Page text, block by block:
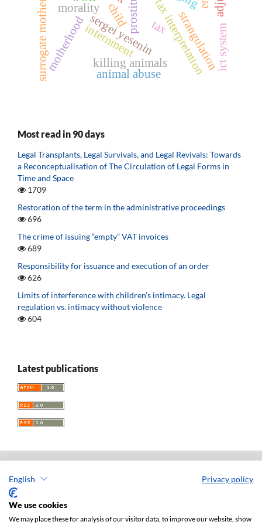
English Privacy policy
We use cookies
We may place these for analysis of our visitor data, to improve our website, show
tax
morality
sergei yesenin strangulation
child
motherhood
surrogate motherhood ict system
killing animals
animal abuse
internment
Most read in 90 days
Legal Transplants, Legal Survivals, and Legal Revivals: Towards
a Reconceptualisation of The Circulation of Legal Forms in
Time and Space
1709
Restoration of the term in the administrative proceedings
696
The crime of issuing “empty” VAT invoices
689
Responsibility for issuance and execution of an order
626
Limits of interference with children’s intimacy. Legal
regulation vs. intimacy without violence
604
Latest publications
Acta Universitatis Lodziensis. Folia Iuridica
ISSN: 0208-6069